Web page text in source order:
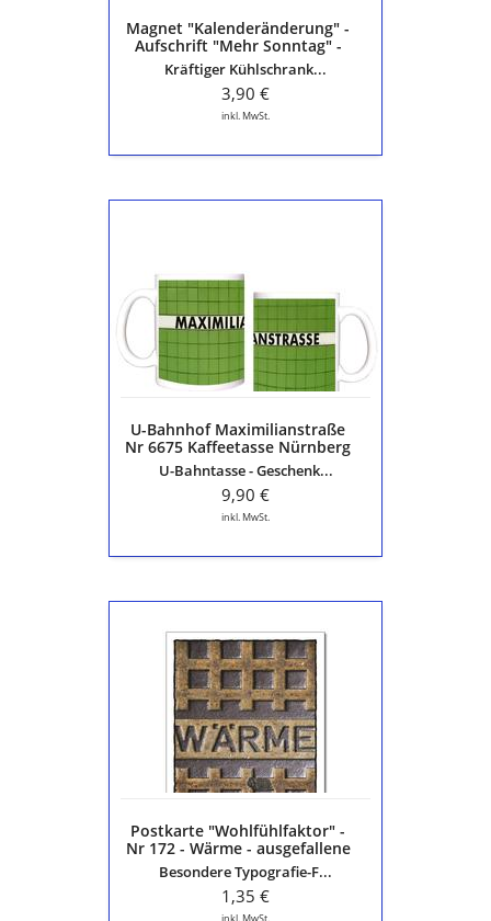
Magnet "Kalenderänderung" -
Aufschrift "Mehr Sonntag" -
Die schöne Sprache
Kräftiger Kühlschrank...
3,90 €
inkl. MwSt.
6675
Kaffeetasse
Nürnberg
Seeleinsbühl
U-Bahnhof Maximilianstraße
Nr 6675 Kaffeetasse Nürnberg
Seeleinsbühl - U1
U-Bahntasse - Geschenk...
9,90 €
inkl. MwSt.
"Wohlfühlfaktor"
Wärme
ausgefallene
aus
der
Postkarte "Wohlfühlfaktor" -
Nr 172 - Wärme - ausgefallene
Karte aus der Serie "Die
schöne Sprache"
Besondere Typografie-F...
1,35 €